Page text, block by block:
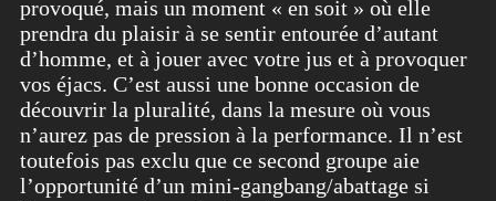
provoqué, mais un moment « en soit » où elle
prendra du plaisir à se sentir entourée d’autant
d’homme, et à jouer avec votre jus et à provoquer
vos éjacs. C’est aussi une bonne occasion de
découvrir la pluralité, dans la mesure où vous
n’aurez pas de pression à la performance. Il n’est
toutefois pas exclu que ce second groupe aie
l’opportunité d’un mini-gangbang/abattage si